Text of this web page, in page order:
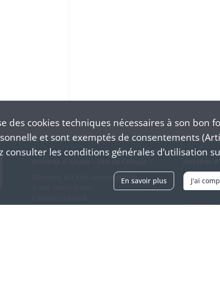
Bâtiment M / Cité administrative
(+33) 3 89 21 97 00
Du mardi
en continu
des cookiestechniques nécessaires à son bon
et sont exemptés de consentements
consulter les conditions générales d’utilisation
En savoir plus J'ai